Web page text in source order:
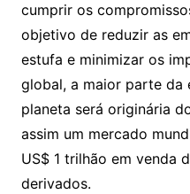
cumprir os
objetivo de reduzir as
estufa e minimizar os
global, a maior parte da
planeta será originária
assim um mercado
US$ 1 trilhão em venda
derivados.